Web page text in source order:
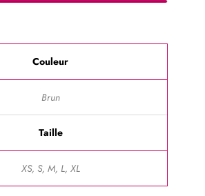
Couleur
Brun
Taille
XS, S, M, L, XL